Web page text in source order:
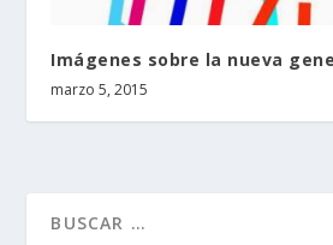
Imágenes sobre la nueva
marzo 5, 2015